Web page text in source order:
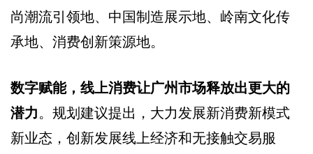
尚潮流引领地、中国制造展示地、岭南文化传
承地、消费创新策源地。
数字赋能，线上消费让广州市场释放出更大的
潜力。规划建议提出，大力发展新消费新模式
新业态，创新发展线上经济和无接触交易服